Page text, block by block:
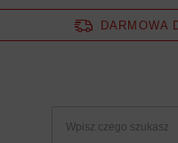
DARMOWA